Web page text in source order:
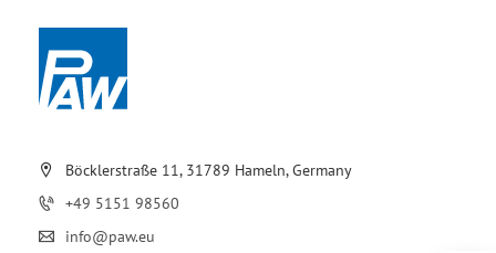
Böcklerstraße 11, 31789 Hameln, Germany
+49 5151 98560
info@paw.eu